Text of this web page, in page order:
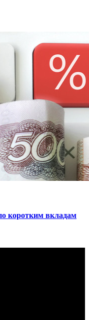
коротким вкладам